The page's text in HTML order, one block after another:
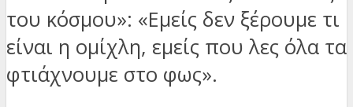
του κόσμου»: «Εμείς δεν ξέρουμε τι
είναι η ομίχλη, εμείς που λες όλα τα
φτιάχνουμε στο φως».